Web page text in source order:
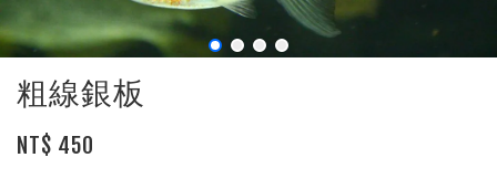
粗線銀板
NT$ 450